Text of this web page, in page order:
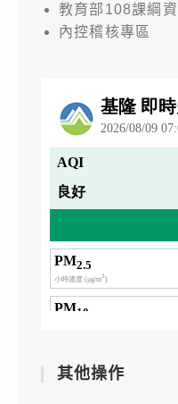
教育部108課綱
內控稽核專區
其他操作